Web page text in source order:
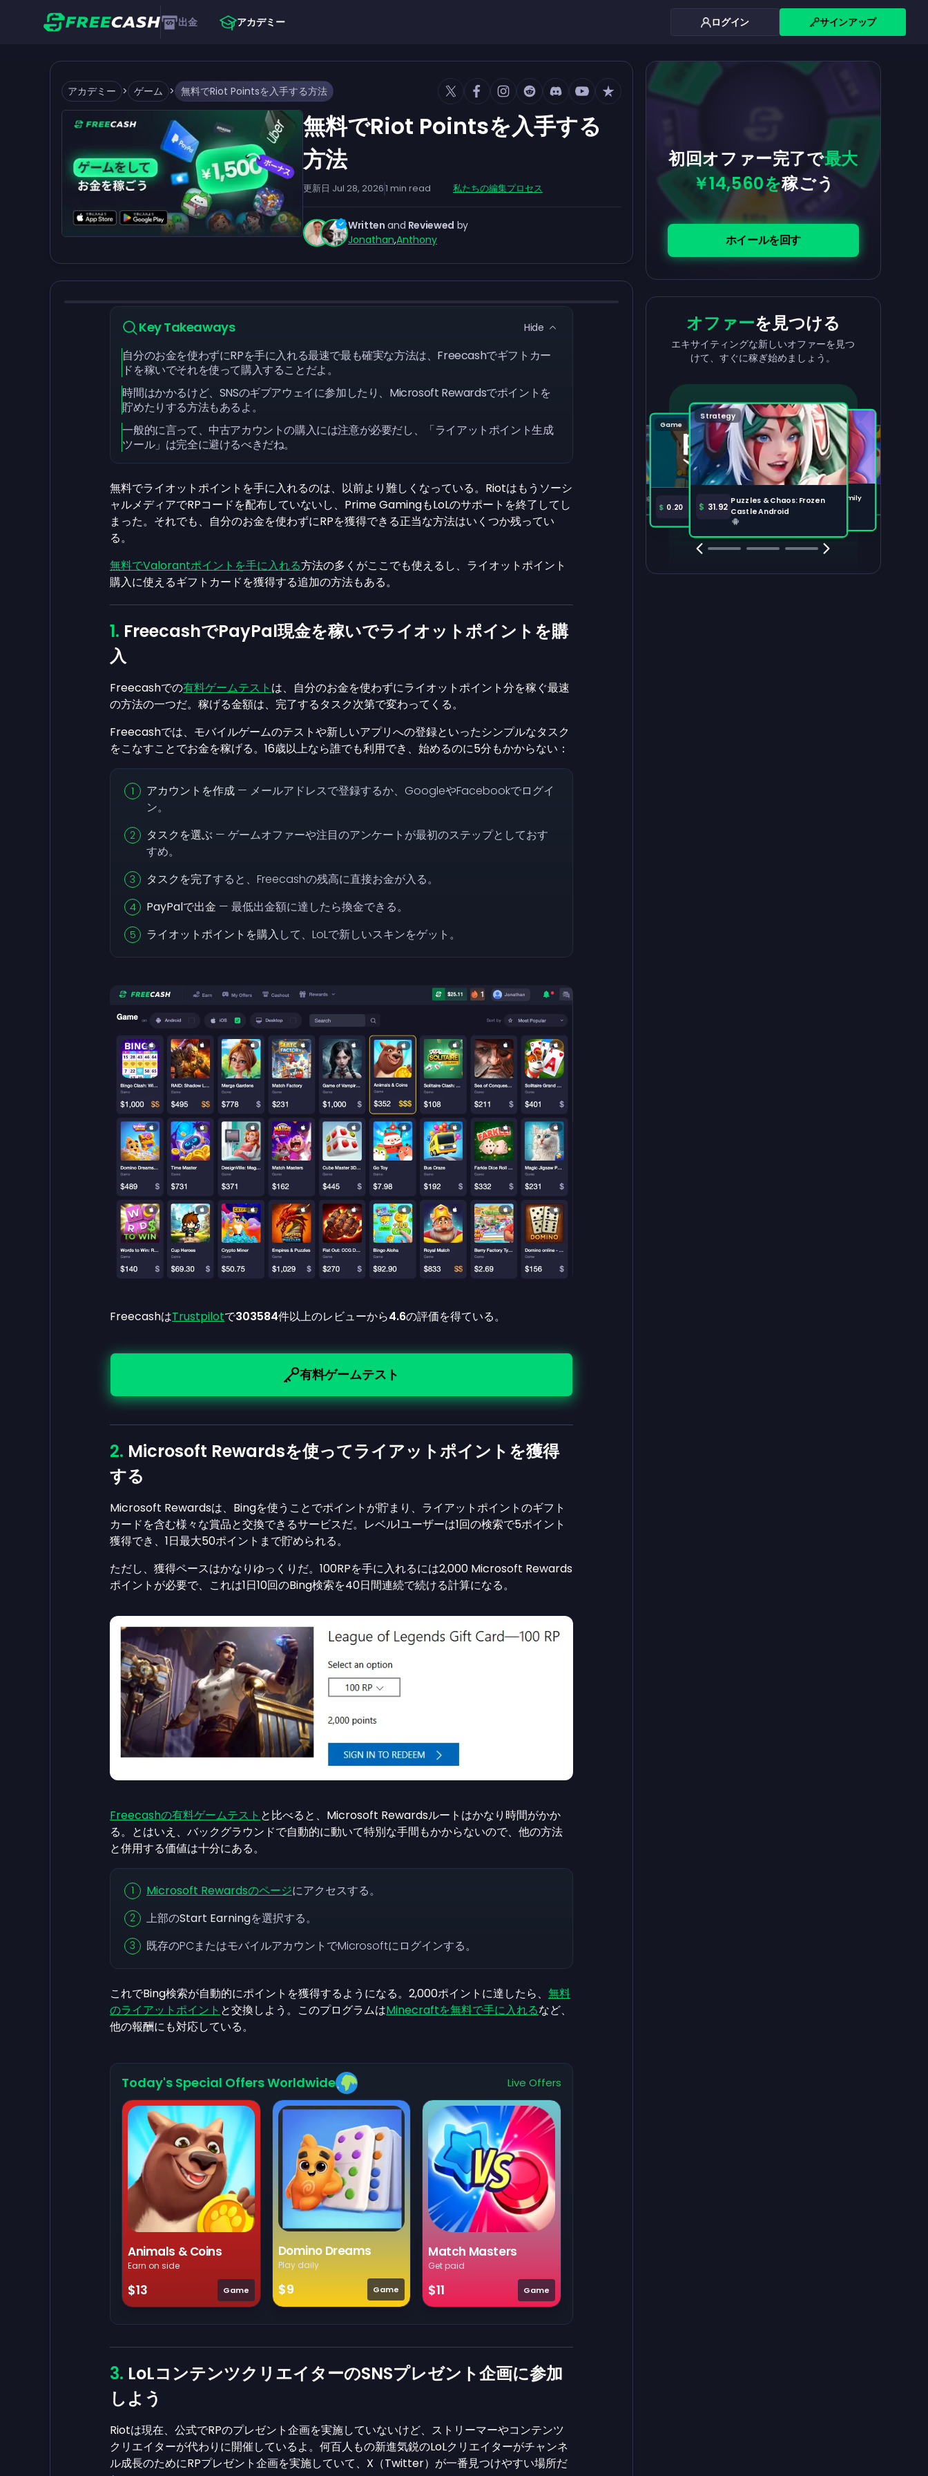
出金 アカデミー ログイン サインアップ
アカデミー > ゲーム > 無料でRiot Pointsを入手する方法
無料でRiot Pointsを入手する
方法
更新日 Jul 28, 20261 min read 私たちの編集プロセス
Written and Reviewed by
Jonathan,Anthony
Key Takeaways Hide
自分のお金を使わずにRPを手に入れる最速で最も確実な方法は、Freecashでギフトカー
ドを稼いでそれを使って購入することだよ。
時間はかかるけど、SNSのギブアウェイに参加したり、Microsoft Rewardsでポイントを
貯めたりする方法もあるよ。
一般的に言って、中古アカウントの購入には注意が必要だし、「ライアットポイント生成
ツール」は完全に避けるべきだね。
無料でライオットポイントを手に入れるのは、以前より難しくなっている。Riotはもうソーシ
ャルメディアでRPコードを配布していないし、Prime GamingもLoLのサポートを終了してし
まった。それでも、自分のお金を使わずにRPを獲得できる正当な方法はいくつか残ってい
る。
無料でValorantポイントを手に入れる方法の多くがここでも使えるし、ライオットポイント
購入に使えるギフトカードを獲得する追加の方法もある。
FreecashでPayPal現金を稼いでライオットポイントを購
入
Freecashでの有料ゲームテスト は、自分のお金を使わずにライオットポイント分を稼ぐ最速
の方法の一つだ。稼げる金額は、完了するタスク次第で変わってくる。
Freecashでは、モバイルゲームのテストや新しいアプリへの登録といったシンプルなタスク
をこなすことでお金を稼げる。16歳以上なら誰でも利用でき、始めるのに5分もかからない：
アカウントを作成 — メールアドレスで登録するか、GoogleやFacebookでログイ
ン。
タスクを選ぶ — ゲームオファーや注目のアンケートが最初のステップとしておす
すめ。
タスクを完了すると、Freecashの残高に直接お金が入る。
PayPalで出金 — 最低出金額に達したら換金できる。
ライオットポイントを購入して、LoLで新しいスキンをゲット。
FreecashはTrustpilotで303584件以上のレビューから4.6の評価を得ている。
有料ゲームテスト
Microsoft Rewardsを使ってライアットポイントを獲得
する
Microsoft Rewardsは、Bingを使うことでポイントが貯まり、ライアットポイントのギフト
カードを含む様々な賞品と交換できるサービスだ。レベル1ユーザーは1回の検索で5ポイント
獲得でき、1日最大50ポイントまで貯められる。
ただし、獲得ペースはかなりゆっくりだ。100RPを手に入れるには2,000 Microsoft Rewards
ポイントが必要で、これは1日10回のBing検索を40日間連続で続ける計算になる。
Freecashの有料ゲームテスト と比べると、Microsoft Rewardsルートはかなり時間がかか
る。とはいえ、バックグラウンドで自動的に動いて特別な手間もかからないので、他の方法
と併用する価値は十分にある。
Microsoft Rewardsのページにアクセスする。
上部のStart Earningを選択する。
既存のPCまたはモバイルアカウントでMicrosoftにログインする。
これでBing検索が自動的にポイントを獲得するようになる。2,000ポイントに達したら、 無料
のライアットポイント と交換しよう。このプログラムはMinecraftを無料で手に入れるなど、
他の報酬にも対応している。
Today's Special Offers Worldwide Live Offers
Animals & Coins
Earn on side
$13 Game
Domino Dreams
Play daily
$9 Game
Match Masters
Get paid
$11 Game
LoLコンテンツクリエイターのSNSプレゼント企画に参加
しよう
Riotは現在、公式でRPのプレゼント企画を実施していないけど、ストリーマーやコンテンツ
クリエイターが代わりに開催しているよ。何百人もの新進気鋭のLoLクリエイターがチャンネ
ル成長のためにRPプレゼント企画を実施していて、X（Twitter）が一番見つけやすい場所だ
初回オファー完了で最大
￥14,560を稼ごう
ホイールを回す
$100
$5.00
$5.00
$0.10 $5.00
$5.00
$0.10
オファーを見つける
エキサイティングな新しいオファーを見つ
けて、すぐに稼ぎ始めましょう。
Tabletop
$ 36.02 Bingo Dice iOS
Puzzle
$ 30.00Merge Help: Warm Family
Android
Strategy
$ 31.92 Puzzles & Chaos: Frozen
Castle Android
Game
$ 0.20 Amazon Prime
Game
36.97
報酬を獲得
タスクを完了して、残高が増えるのを見
守りましょう。
100,000
注目のオファー すべて表示
Clash Royale
収益を 出金
収益を素早く簡単に引き出せます。